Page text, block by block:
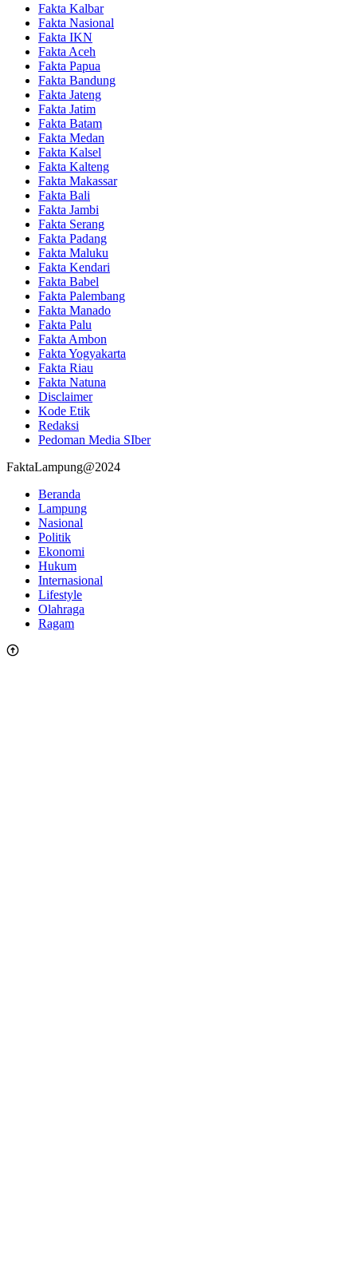
Fakta Kalbar
Fakta Nasional
Fakta IKN
Fakta Aceh
Fakta Papua
Fakta Bandung
Fakta Jateng
Fakta Jatim
Fakta Batam
Fakta Medan
Fakta Kalsel
Fakta Kalteng
Fakta Makassar
Fakta Bali
Fakta Jambi
Fakta Serang
Fakta Padang
Fakta Maluku
Fakta Kendari
Fakta Babel
Fakta Palembang
Fakta Manado
Fakta Palu
Fakta Ambon
Fakta Yogyakarta
Fakta Riau
Fakta Natuna
Disclaimer
Kode Etik
Redaksi
Pedoman Media SIber
FaktaLampung@2024
Beranda
Lampung
Nasional
Politik
Ekonomi
Hukum
Internasional
Lifestyle
Olahraga
Ragam